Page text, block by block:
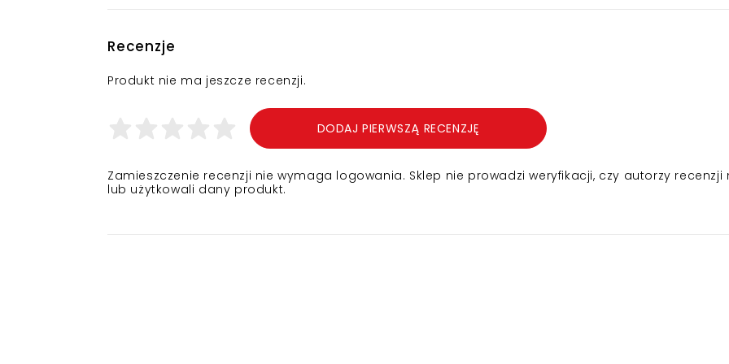
Recenzje
Produkt nie ma jeszcze recenzji.
DODAJ PIERWSZĄ RECENZJĘ
Zamieszczenie recenzji nie wymaga logowania. Sklep nie prowadzi weryfikacji, czy autorzy recenzji
lub użytkowali dany produkt.